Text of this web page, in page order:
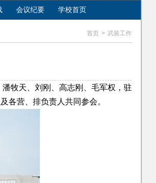
会议纪要 学校首页
首页 > 武装工作
牧天、刘刚、高志刚、毛军权，驻
各营、排负责人共同参会。